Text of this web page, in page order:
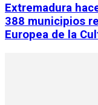
Extremadura
388 municipios
Europea de la